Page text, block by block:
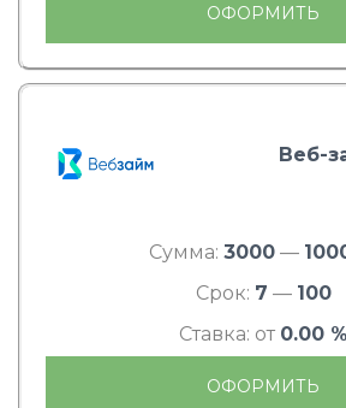
ОФОРМИТЬ
Веб-
Сумма: 3000—
Срок: 7 — 100
Ставка: от 0.00 %
ОФОРМИТЬ